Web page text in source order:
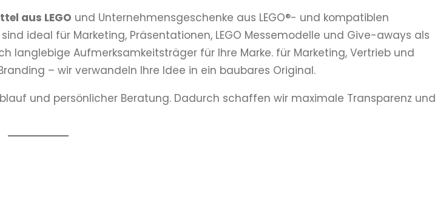
aus LEGO und Unternehmensgeschenke aus LEGO®- und kompatiblen
ideal für Marketing, Präsentationen, LEGO Messemodelle und Give-aways als
langlebige Aufmerksamkeitsträger für Ihre Marke. für Marketing, Vertrieb und
– wir verwandeln Ihre Idee in ein baubares Original.
und persönlicher Beratung. Dadurch schaffen wir maximale Transparenz und